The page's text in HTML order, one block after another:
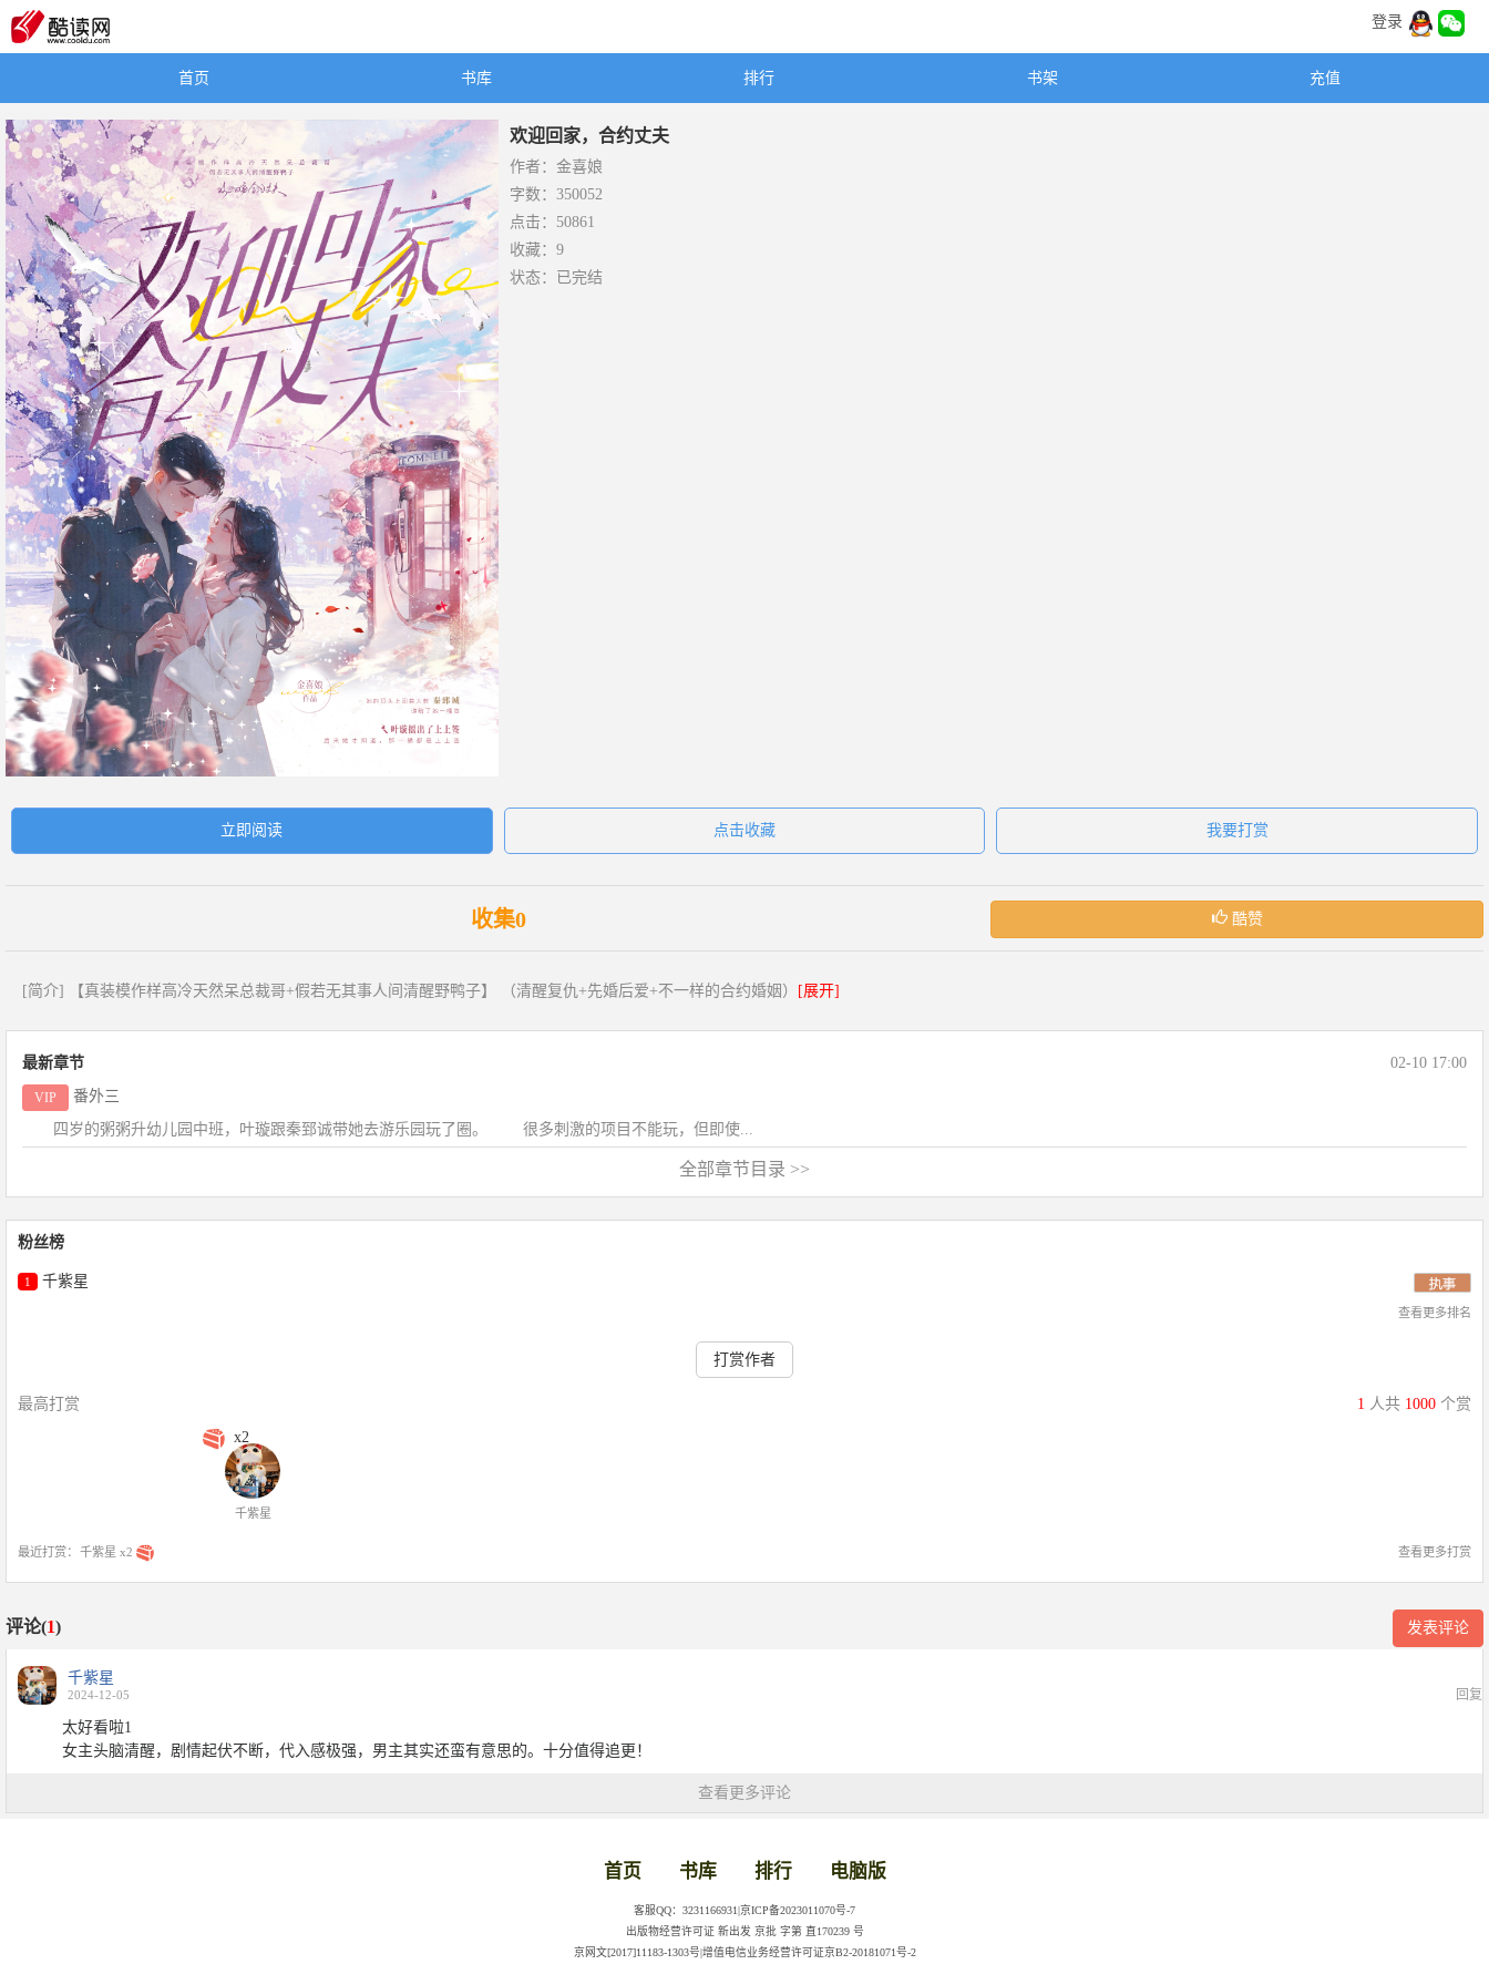
登录
首页 书库 排行 书架 充值
欢迎回家，合约丈夫
作者：金喜娘
字数：350052
点击：50861
收藏：9
状态：已完结
立即阅读 点击收藏 我要打赏
收集0 酷赞
[简介] 【真装模作样高冷天然呆总裁哥+假若无其事人间清醒野鸭子】 （清醒复仇+先婚后爱+不一样的合约婚姻） [展开]
最新章节 02-10 17:00
VIP
番外三
四岁的粥粥升幼儿园中班，叶璇跟秦郅诚带她去游乐园玩了圈。 很多刺激的项目不能玩，但即使...
全部章节目录 >>
粉丝榜
1 千紫星
查看更多排名
打赏作者
最高打赏 1 人共 1000个赏
x2
千紫星
最近打赏： 千紫星 x2 查看更多打赏
评论(1) 发表评论
千紫星
2024-12-05 回复
太好看啦1
女主头脑清醒，剧情起伏不断，代入感极强，男主其实还蛮有意思的。十分值得追更！
查看更多评论
首页 书库 排行 电脑版
客服QQ：3231166931|京ICP备2023011070号-7
出版物经营许可证 新出发 京批 字第 直170239 号
京网文[2017]11183-1303号|增值电信业务经营许可证京B2-20181071号-2